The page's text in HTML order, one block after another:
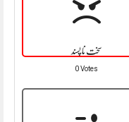
سخت نا پسند
0 Votes